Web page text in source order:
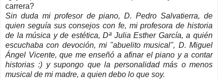
carrera?
Sin duda mi profesor de piano, D. Pedro Salvatierra, de
quien seguía sus consejos con fe, mi profesora de historia
de la música y de estética, Dª Julia Esther García, a quién
escuchaba con devoción, mi "abuelito musical", D. Miguel
Ángel Vicente, que me enseñó a afinar el piano y a contar
historias :) y supongo que la personalidad más o menos
musical de mi madre, a quien debo lo que soy.